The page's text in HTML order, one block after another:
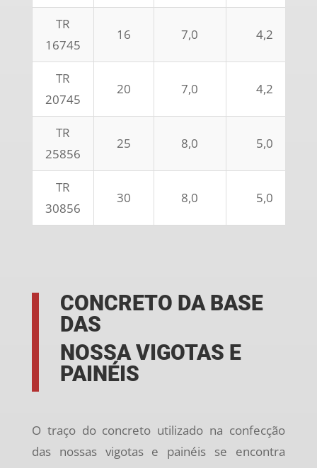
TR
16745
16 7,0 4,2
TR
20745
20 7,0 4,2
TR
25856
25 8,0 5,0
TR
30856
30 8,0 5,0
CONCRETO DA BASE
DAS
NOSSA VIGOTAS E
PAINÉIS
O traço do concreto utilizado na confecção
das nossas vigotas e painéis se encontra